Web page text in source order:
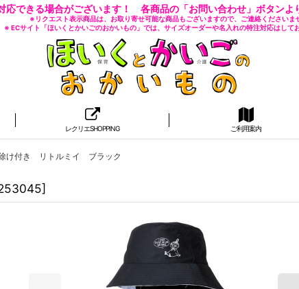
応できる場合がございます！ 各商品の「お問い合わせ」ボタンよ
※リクエスト表示商品は、お取り寄せ可能な商品もございますので、ご連絡くださいま
※ ECサイト「ほいくとかいごのおかいもの」では、サイズオーダーや名入れの特注対応はして
レクリエSHOPPING ご利用案内
け付き リトルミイ ブラック
]